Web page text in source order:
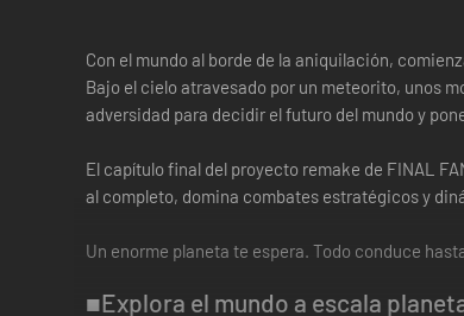
Con el mundo al borde de la aniquilación,
Bajo el cielo atravesado por un meteorito, unos
adversidad para decidir el futuro del mundo y
El capítulo final del proyecto remake de FINAL
al completo, domina combates estratégicos y
Un enorme planeta te espera. Todo conduce
■Explora el mundo a escala